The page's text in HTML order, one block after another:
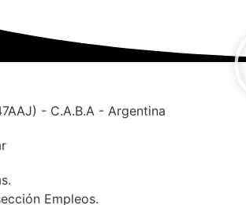
- C.A.B.A - Argentina
Empleos.